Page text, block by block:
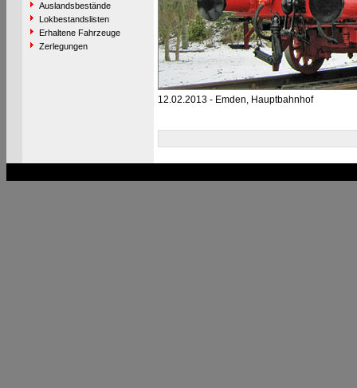
Auslandsbestände
Lokbestandslisten
Erhaltene Fahrzeuge
Zerlegungen
12.02.2013 - Emden, Hauptbahnhof